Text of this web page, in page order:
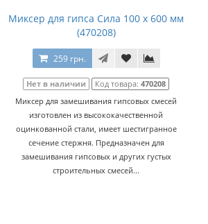
Миксер для гипса Сила 100 x 600 мм
(470208)
259 грн.
Нет в наличии Код товара:470208
Миксер для замешивания гипсовых смесей
изготовлен из высококачественной
оцинкованной стали, имеет шестигранное
сечение стержня. Предназначен для
замешивания гипсовых и других густых
строительных смесей...